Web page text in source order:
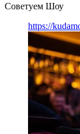
Советуем Шоу
https://